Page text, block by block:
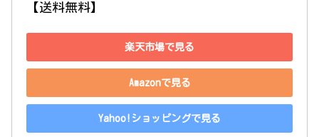
【送料無料】
楽天市場で見る
Amazonで見る
Yahoo!ショッピングで見る